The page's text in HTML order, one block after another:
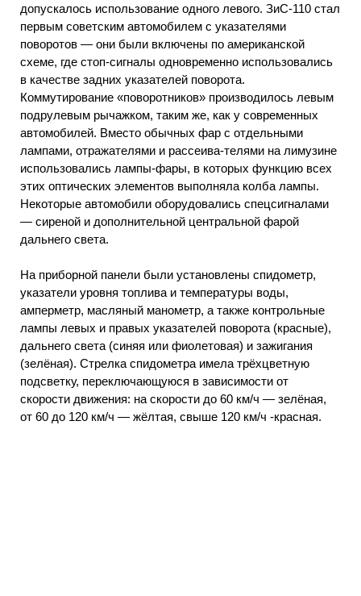
допускалось использование одного левого. ЗиС-110 стал
первым советским автомобилем с указателями
поворотов — они были включены по американской
схеме, где стоп-сигналы одновременно использовались
в качестве задних указателей поворота.
Коммутирование «поворотников» производилось левым
подрулевым рычажком, таким же, как у современных
автомобилей. Вместо обычных фар с отдельными
лампами, отражателями и рассеива-телями на лимузине
использовались лампы-фары, в которых функцию всех
этих оптических элементов выполняла колба лампы.
Некоторые автомобили оборудовались спецсигналами
— сиреной и дополнительной центральной фарой
дальнего света.
На приборной панели были установлены спидометр,
указатели уровня топлива и температуры воды,
амперметр, масляный манометр, а также контрольные
лампы левых и правых указателей поворота (красные),
дальнего света (синяя или фиолетовая) и зажигания
(зелёная). Стрелка спидометра имела трёхцветную
подсветку, переключающуюся в зависимости от
скорости движения: на скорости до 60 км/ч — зелёная,
от 60 до 120 км/ч — жёлтая, свыше 120 км/ч -красная.